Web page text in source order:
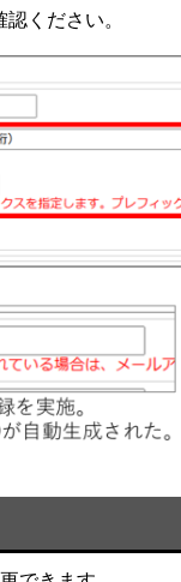
ください。